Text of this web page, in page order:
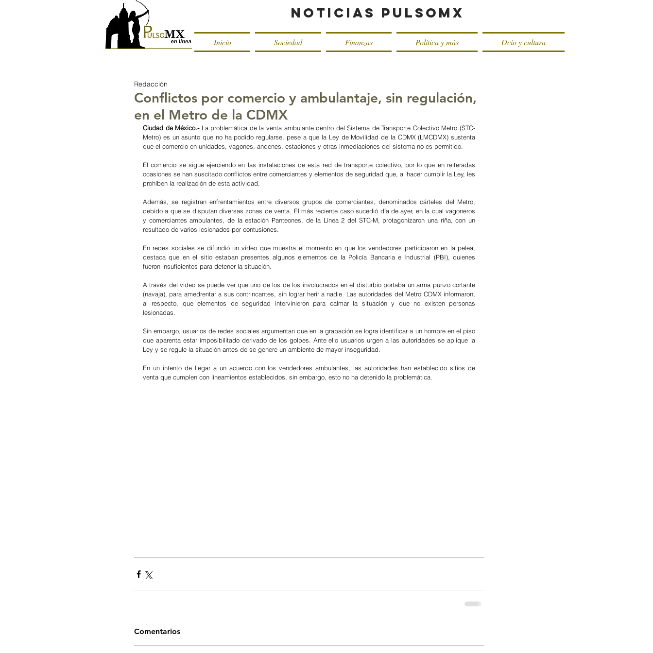
Noticias PulsoMX
Inicio Sociedad Finanzas Política y más Ocio y cultura
Conflictos por comercio y ambulantaje, sin regulación,
en el Metro de la CDMX
Redacción
Ciudad de México.- La problemática de la venta ambulante dentro del Sistema de Transporte Colectivo Metro (STC-
Metro) es un asunto que no ha podido regularse, pese a que la Ley de Movilidad de la CDMX (LMCDMX) sustenta
que el comercio en unidades, vagones, andenes, estaciones y otras inmediaciones del sistema no es permitido.
El comercio se sigue ejerciendo en las instalaciones de esta red de transporte colectivo, por lo que en reiteradas
ocasiones se han suscitado conflictos entre comerciantes y elementos de seguridad que, al hacer cumplir la Ley, les
prohíben la realización de esta actividad.
Además, se registran enfrentamientos entre diversos grupos de comerciantes, denominados cárteles del Metro,
debido a que se disputan diversas zonas de venta. El más reciente caso sucedió día de ayer, en la cual vagoneros
y comerciantes ambulantes, de la estación Panteones, de la Línea 2 del STC-M, protagonizaron una riña, con un
resultado de varios lesionados por contusiones.
En redes sociales se difundió un video que muestra el momento en que los vendedores participaron en la pelea,
destaca que en el sitio estaban presentes algunos elementos de la Policía Bancaria e Industrial (PBI), quienes
fueron insuficientes para detener la situación.
A través del video se puede ver que uno de los de los involucrados en el disturbio portaba un arma punzo cortante
(navaja), para amedrentar a sus contrincantes, sin lograr herir a nadie. Las autoridades del Metro CDMX informaron,
al respecto, que elementos de seguridad intervinieron para calmar la situación y que no existen personas
lesionadas.
Sin embargo, usuarios de redes sociales argumentan que en la grabación se logra identificar a un hombre en el piso
que aparenta estar imposibilitado derivado de los golpes. Ante ello usuarios urgen a las autoridades se aplique la
Ley y se regule la situación antes de se genere un ambiente de mayor inseguridad.
En un intento de llegar a un acuerdo con los vendedores ambulantes, las autoridades han establecido sitios de
venta que cumplen con lineamientos establecidos, sin embargo, esto no ha detenido la problemática.
Comentarios